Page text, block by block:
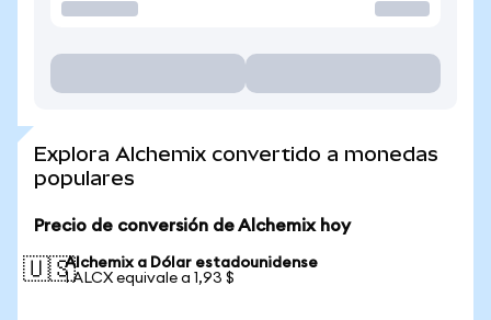
Explora Alchemix convertido a monedas
populares
Precio de conversión de Alchemix hoy
🇺🇸Alchemix a Dólar estadounidense
1 ALCX equivale a 1,93 $